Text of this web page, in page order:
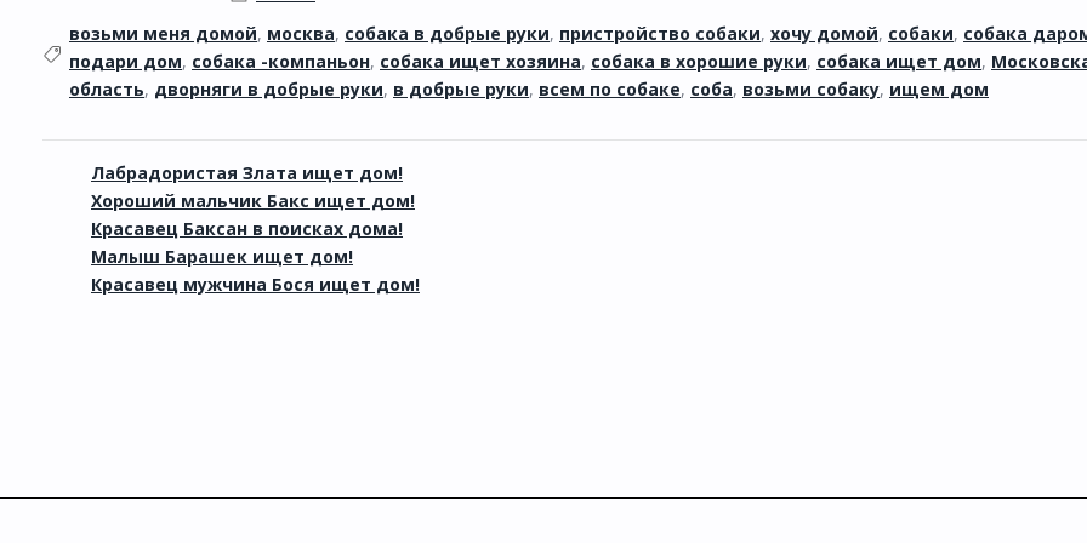
возьми меня домой, москва, собака в добрые руки, пристройство собаки, хочу домой, собаки, собака
подари дом, собака -компаньон, собака ищет хозяина, собака в хорошие руки, собака ищет дом,
область, дворняги в добрые руки, в добрые руки, всем по собаке, соба, возьми собаку, ищем дом
Лабрадористая Злата ищет дом!
Хороший мальчик Бакс ищет дом!
Красавец Баксан в поисках дома!
Малыш Барашек ищет дом!
Красавец мужчина Бося ищет дом!